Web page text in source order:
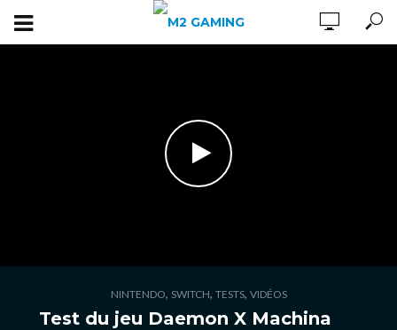
NINTENDO, SWITCH, TESTS, VIDÉOS
Test du jeu Daemon X Machina